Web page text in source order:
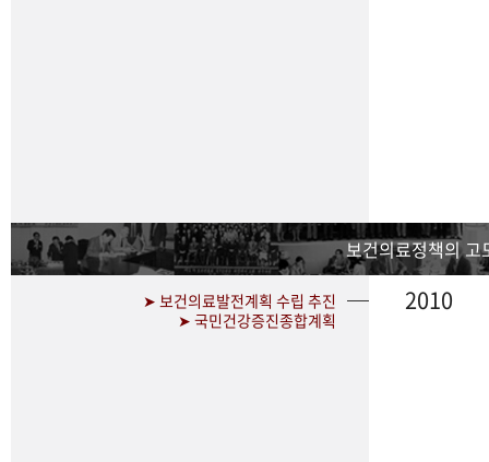
보건의료정책의 고
➤ 보건의료발전계획 수립 추진
➤ 국민건강증진종합계획
2010